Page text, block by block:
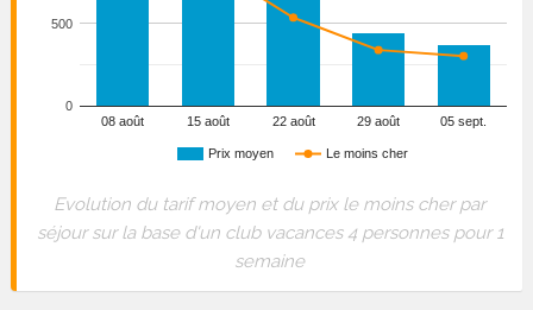
Prix moyen Le moins cher
08 août 15 août 22 août 29 août 05 sept.
0
500
Evolution du tarif moyen et du prix le moins cher par
séjour sur la base d'un club vacances 4 personnes pour 1
semaine